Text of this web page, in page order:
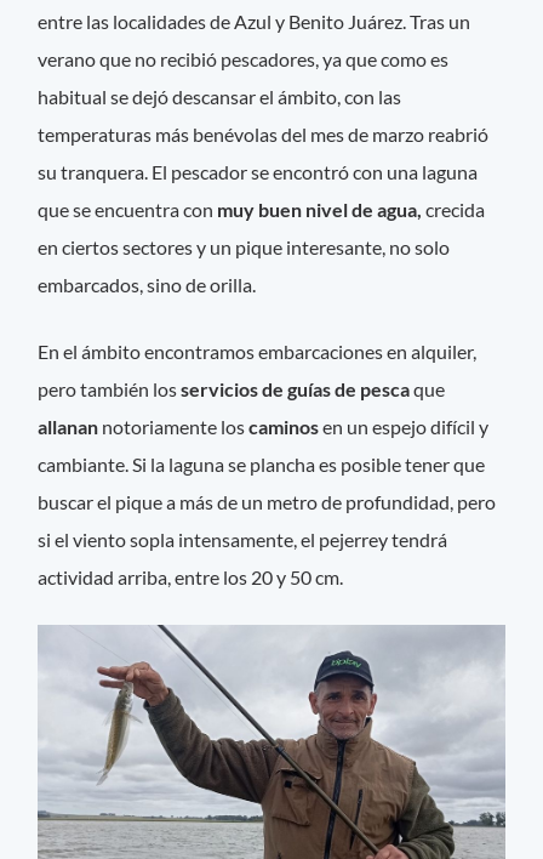
entre las localidades de Azul y Benito Juárez. Tras un
verano que no recibió pescadores, ya que como es
habitual se dejó descansar el ámbito, con las
temperaturas más benévolas del mes de marzo reabrió
su tranquera. El pescador se encontró con una laguna
que se encuentra con muy buen nivel de agua, crecida
en ciertos sectores y un pique interesante, no solo
embarcados, sino de orilla.
En el ámbito encontramos embarcaciones en alquiler,
pero también losservicios de guías de pescaque
allanan notoriamente loscaminosen un espejo difícil y
cambiante. Si la laguna se plancha es posible tener que
buscar el pique a más de un metro de profundidad, pero
si el viento sopla intensamente, el pejerrey tendrá
actividad arriba, entre los 20 y 50 cm.